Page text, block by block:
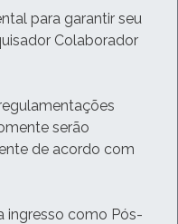
para garantir seu
Colaborador
serão
de acordo com
ingresso como Pós-